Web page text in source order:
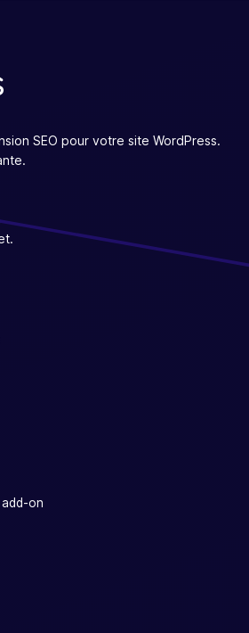
SEO pour votre site WordPress.
sur GitHub
nous sur GitHub
add-on